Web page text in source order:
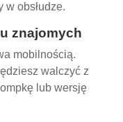
w obsłudze.
znajomych
mobilnością.
walczyć z
lub wersję